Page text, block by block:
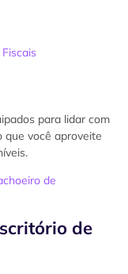
para lidar com
que você aproveite
de